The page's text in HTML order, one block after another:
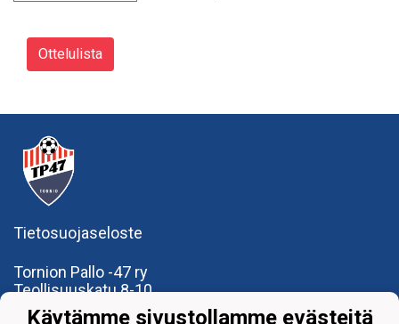
Ottelulista
Tietosuojaseloste
Tornion Pallo -47 ry
Teollisuuskatu 8-10
95420 Tornio
Käytämme sivustollamme evästeitä